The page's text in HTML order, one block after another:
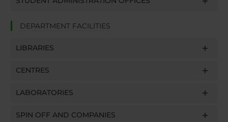
DEPARTMENT FACILITIES
LIBRARIES
CENTRES
LABORATORIES
SPIN OFF AND COMPANIES